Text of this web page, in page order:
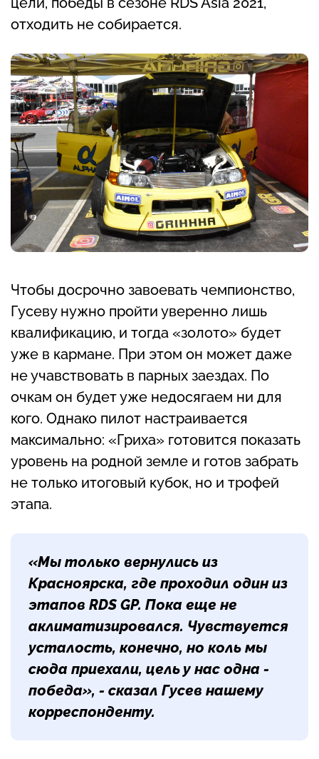
отходить не собирается.
Чтобы досрочно завоевать чемпионство,
Гусеву нужно пройти уверенно лишь
квалификацию, и тогда «золото» будет
уже в кармане. При этом он может даже
не учавствовать в парных заездах. По
очкам он будет уже недосягаем ни для
кого. Однако пилот настраивается
максимально: «Гриха» готовится показать
уровень на родной земле и готов забрать
не только итоговый кубок, но и трофей
этапа.
«Мы только вернулись из
Красноярска, где проходил один из
этапов RDS GP. Пока еще не
аклиматизировался. Чувствуется
усталость, конечно, но коль мы
сюда приехали, цель у нас одна -
победа», - сказал Гусев нашему
корреспонденту.